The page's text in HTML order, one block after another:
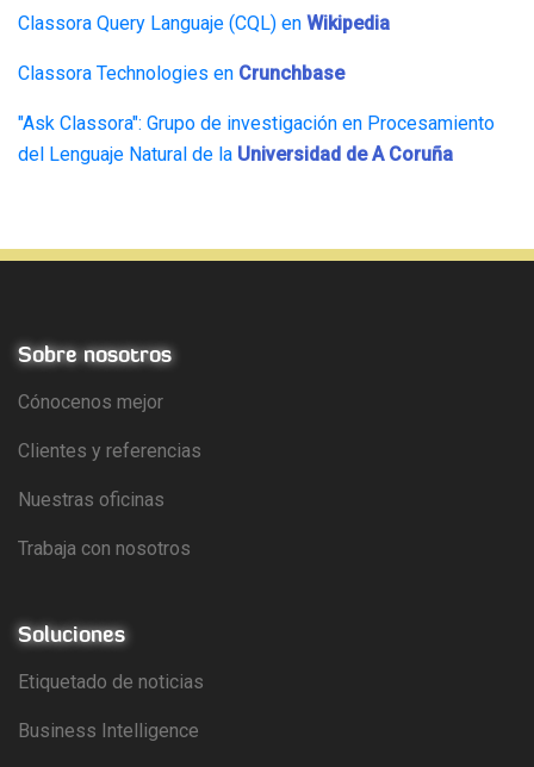
Classora Query Languaje (CQL) en Wikipedia
Classora Technologies en Crunchbase
"Ask Classora": Grupo de investigación en Procesamiento
del Lenguaje Natural de la Universidad de A Coruña
Sobre nosotros
Cónocenos mejor
Clientes y referencias
Nuestras oficinas
Trabaja con nosotros
Soluciones
Etiquetado de noticias
Business Intelligence